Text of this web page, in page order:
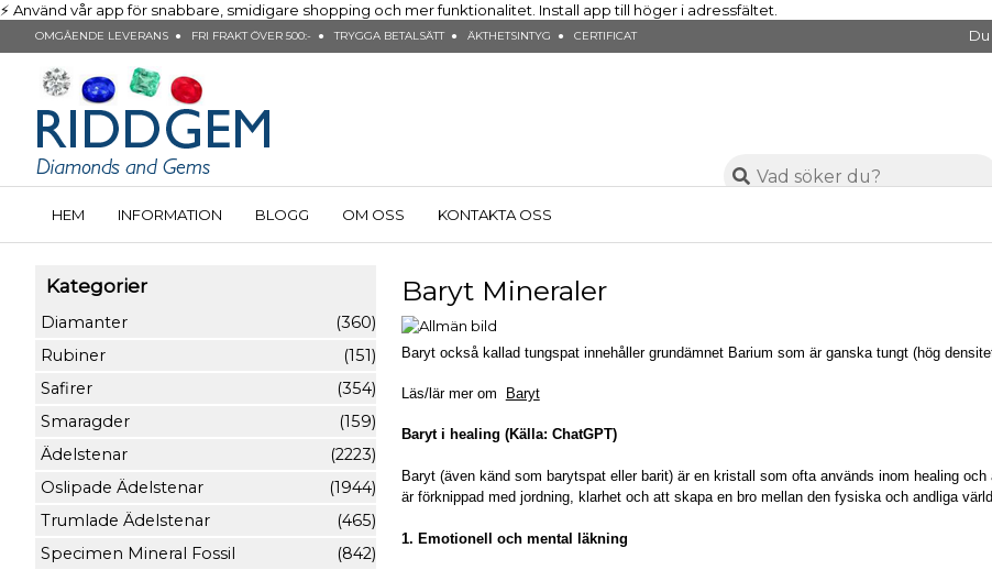
⚡ Använd vår app för snabbare, smidigare shopping och mer funktionalitet. Install app till höger i adressfältet.
OMGÅENDE LEVERANS ● FRI FRAKT ÖVER 500:- ● TRYGGA BETALSÄTT ● ÄKTHETSINTYG ● CERTIFICAT
HEM INFORMATION BLOGG OM OSS KONTAKTA OSS
Kategorier
Diamanter
(360)
Rubiner
(151)
Safirer
(354)
Smaragder
(159)
Ädelstenar
(2223)
Oslipade Ädelstenar
(1944)
Trumlade Ädelstenar
(465)
Specimen Mineral Fossil
(842)
Baryt Mineraler
Baryt också kallad tungspat innehåller grundämnet Barium som är ganska tungt (hög
Läs/lär mer om Baryt
Baryt i healing (Källa: ChatGPT)
Baryt (även känd som barytspat eller barit) är en kristall som ofta används inom healing
är förknippad med jordning, klarhet och att skapa en bro mellan den fysiska och andliga
1. Emotionell och mental läkning